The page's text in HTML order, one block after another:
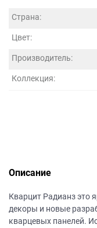
Страна:
Цвет:
Производитель:
Коллекция:
Описание
Кварцит Радианз это
декоры и новые
кварцевых панелей.